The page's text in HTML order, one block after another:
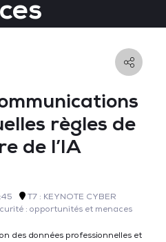
règles de
de l’IA
T7 : KEYNOTE CYBER
: opportunités et menaces
des données professionnelles et